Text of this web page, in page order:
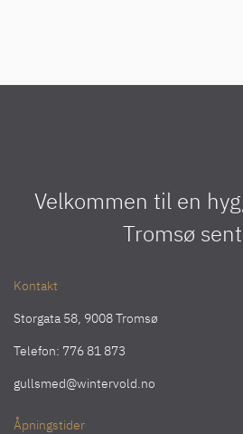
Velkommen til en
Tromsø
Kontakt
Storgata 58, 9008 Tromsø
Telefon: 776 81 873
gullsmed@wintervold.no
Åpningstider